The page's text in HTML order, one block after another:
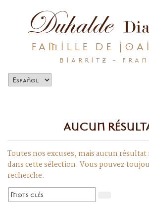
FAMILLE DE
BIARRITZ -
AUCUN
Toutes nos excuses, mais aucun
dans cette sélection. Vous pouvez
recherche.